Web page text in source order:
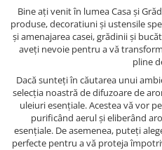
Bine ați venit în lumea Casa și
produse, decoratiuni și ustensile
și amenajarea casei, grădinii și
aveți nevoie pentru a vă
pline
Dacă sunteți în căutarea unui
selecția noastră de difuzoare de
uleiuri esențiale. Acestea vă vor
purificând aerul și eliberând
esențiale. De asemenea, puteți
perfecte pentru a vă proteja